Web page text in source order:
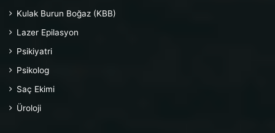
Kulak Burun Boğaz (KBB)
Lazer Epilasyon
Psikiyatri
Psikolog
Saç Ekimi
Üroloji